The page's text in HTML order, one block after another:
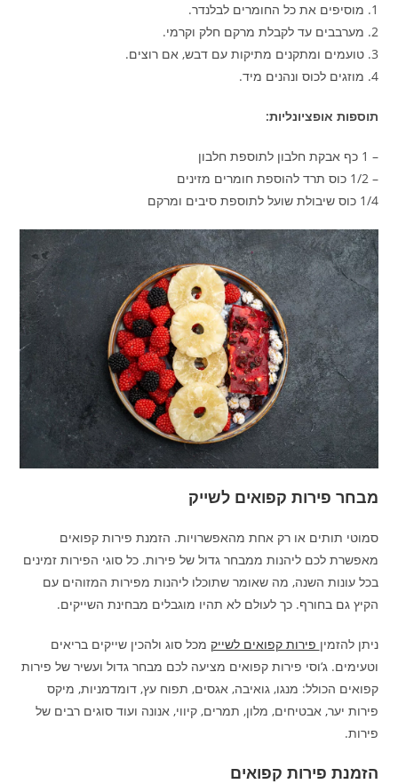
1. מוסיפים את כל החומרים לבלנדר.
2. מערבבים עד לקבלת מרקם חלק וקרמי.
3. טועמים ומתקנים מתיקות עם דבש, אם רוצים.
4. מוזגים לכוס ונהנים מיד.
תוספות אופציונליות:
– 1 כף אבקת חלבון לתוספת חלבון
– 1/2 כוס תרד להוספת חומרים מזינים
1/4 כוס שיבולת שועל לתוספת סיבים ומרקם
מבחר פירות קפואים לשייק
סמוטי תותים או רק אחת מהאפשרויות. הזמנת פירות קפואים
מאפשרת לכם ליהנות ממבחר גדול של פירות. כל סוגי הפירות זמינים
בכל עונות השנה, מה שאומר שתוכלו ליהנות מפירות המזוהים עם
הקיץ גם בחורף. כך לעולם לא תהיו מוגבלים מבחינת השייקים.
ניתן להזמין פירות קפואים לשייק מכל סוג ולהכין שייקים בריאים
וטעימים. ג‘וסי פירות קפואים מציעה לכם מבחר גדול ועשיר של פירות
קפואים הכולל: מנגו, גואיבה, אגסים, תפוח עץ, דומדמניות, מיקס
פירות יער, אבטיחים, מלון, תמרים, קיווי, אנונה ועוד סוגים רבים של
פירות.
הזמנת פירות קפואים